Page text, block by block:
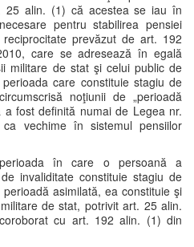
25 alin. (1) că acestea se iau în
pentru stabilirea pensiei
prevăzut de art. 192
care se adresează în egală
militare de stat şi celui public de
care constituie stagiu de
noţiunii de „perioadă
a fost definită numai de Legea nr.
vechime în sistemul pensiilor
în care o persoană a
invaliditate constituie stagiu de
asimilată, ea constituie şi
de stat, potrivit art. 25 alin.
cu art. 192 alin. (1) din